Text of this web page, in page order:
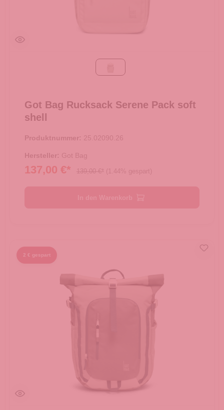
Got Bag Rucksack Serene Pack soft
shell
Produktnummer: 25.02090.26
Hersteller: Got Bag
137,00 €* 139,00 €* (1.44% gespart)
2 € gespart